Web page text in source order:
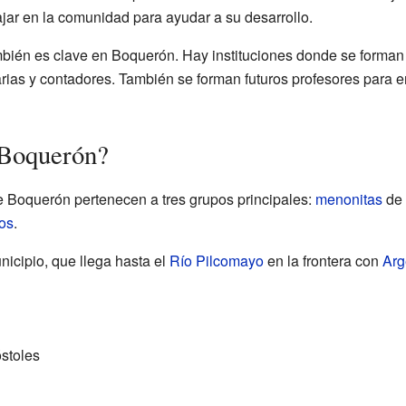
en la comunidad para ayudar a su desarrollo.
es clave en Boquerón. Hay instituciones donde se
y contadores. También se forman futuros profesores para
pertenecen a tres grupos principales: menonitasde
.
que llega hasta el Río Pilcomayoen la frontera con